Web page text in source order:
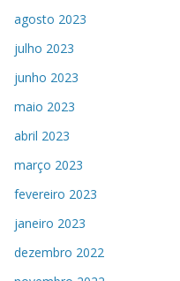
agosto 2023
julho 2023
junho 2023
maio 2023
abril 2023
março 2023
fevereiro 2023
janeiro 2023
dezembro 2022